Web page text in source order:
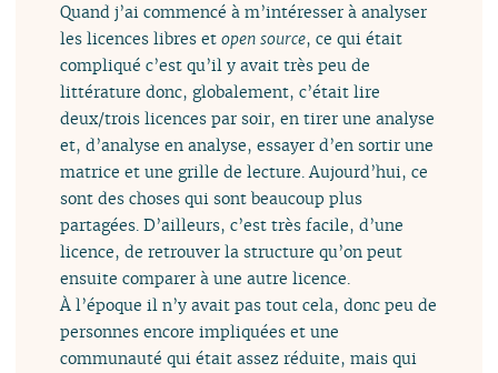
Quand j’ai commencé à m’intéresser à analyser
les licences libres etopen source, ce qui était
compliqué c’est qu’il y avait très peu de
littérature donc, globalement, c’était lire
deux/trois licences par soir, en tirer une analyse
et, d’analyse en analyse, essayer d’en sortir une
matrice et une grille de lecture. Aujourd’hui, ce
sont des choses qui sont beaucoup plus
partagées. D’ailleurs, c’est très facile, d’une
licence, de retrouver la structure qu’on peut
ensuite comparer à une autre licence.
À l’époque il n’y avait pas tout cela, donc peu de
personnes encore impliquées et une
communauté qui était assez réduite, mais qui